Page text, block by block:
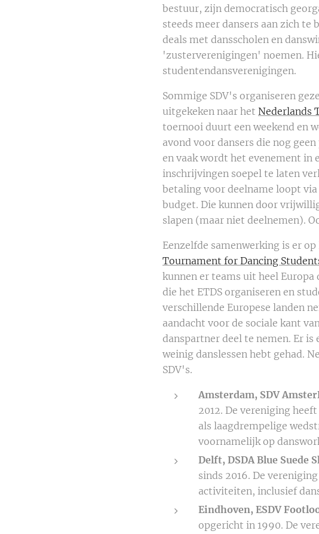
bestuur, zijn democratisch
steeds meer dansers aan zich te
deals met dansscholen en
'zusterverenigingen' noemen.
studentendansverenigingen.
Sommige SDV's organiseren
uitgekeken naar het Nederlands
toernooi duurt een weekend en
avond voor dansers die nog
en vaak wordt het evenement
inschrijvingen soepel te laten
betaling voor deelname loopt
budget. Die kunnen door
slapen (maar niet deelnemen).
Eenzelfde samenwerking is er
Tournament for Dancing
kunnen er teams uit heel Europa
die het ETDS organiseren en
verschillende Europese landen
aandacht voor de sociale kant
danspartner deel te nemen. Er is
weinig danslessen hebt gehad.
SDV's.
Amsterdam, SDV
2012. De vereniging
als laagdrempelige
voornamelijk op
Delft, DSDA Blue Suede
sinds 2016. De
activiteiten, inclusief
Eindhoven, ESDV
opgericht in 1990. De